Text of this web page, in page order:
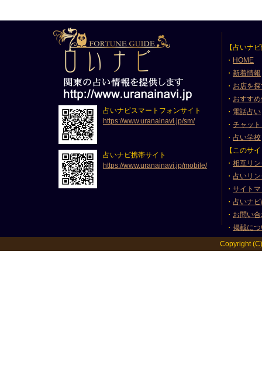
占いナビスマートフォンサイト
https://www.uranainavi.jp/sm/
占いナビ携帯サイト
https://www.uranainavi.jp/mobile/
【占いナ
・ HOME
・ 新着情報
・ お店を
・ おすす
・ 電話占い
・ チャッ
・ 占い学校
【このサ
・ 相互リ
・ 占いリ
・ サイト
・ 占いナ
・ お問い
・ 掲載に
Copyright